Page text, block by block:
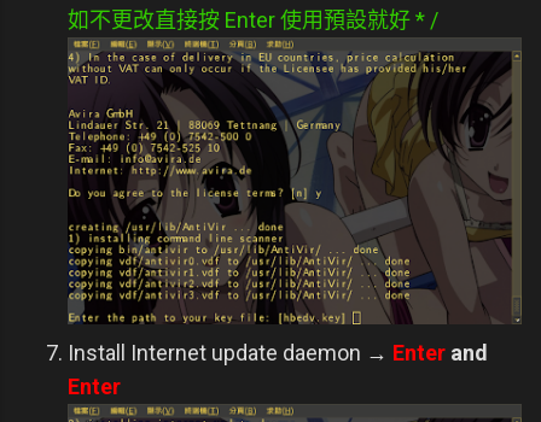
如不更改直接按 Enter 使用預設就好 * /
Install Internet update daemon → Enter and
Enter